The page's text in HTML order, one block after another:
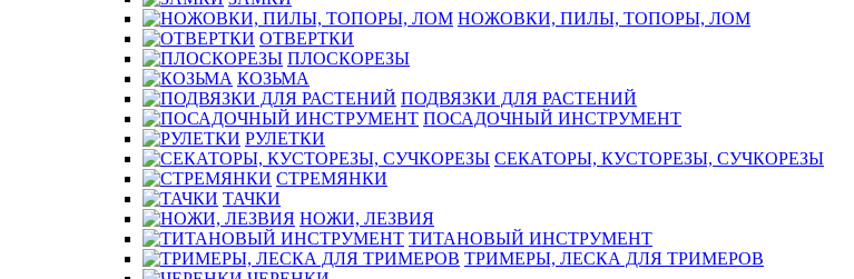
НОЖОВКИ, ПИЛЫ, ТОПОРЫ, ЛОМ
ОТВЕРТКИ
ПЛОСКОРЕЗЫ
КОЗЬМА
ПОДВЯЗКИ ДЛЯ РАСТЕНИЙ
ПОСАДОЧНЫЙ ИНСТРУМЕНТ
РУЛЕТКИ
СЕКАТОРЫ, КУСТОРЕЗЫ, СУЧКОРЕЗЫ
СТРЕМЯНКИ
ТАЧКИ
НОЖИ, ЛЕЗВИЯ
ТИТАНОВЫЙ ИНСТРУМЕНТ
ТРИМЕРЫ, ЛЕСКА ДЛЯ ТРИМЕРОВ